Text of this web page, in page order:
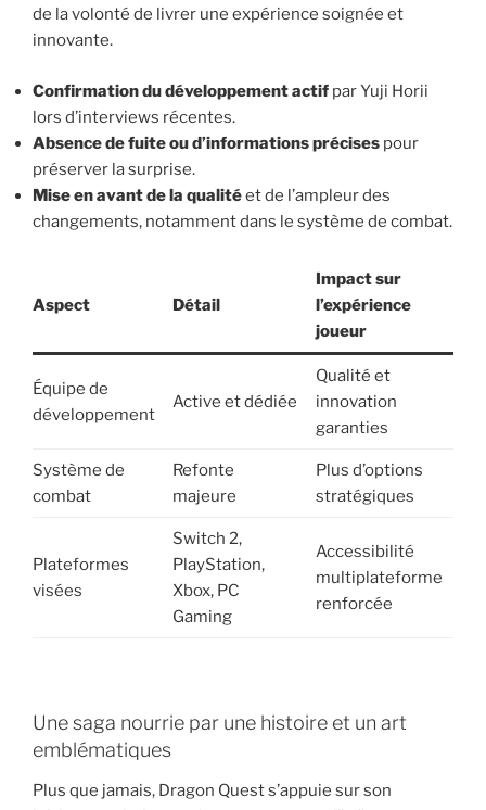
de la volonté de livrer une expérience soignée et
innovante.
Confirmation du développement actif par Yuji Horii
lors d’interviews récentes.
Absence de fuite ou d’informations précises pour
préserver la surprise.
Mise en avant de la qualitéet de l’ampleur des
changements, notamment dans le système de combat.
Aspect Détail
Impact sur
l’expérience
joueur
Équipe de
développement
Active et dédiée
Qualité et
innovation
garanties
Système de
combat
Refonte
majeure
Plus d’options
stratégiques
Plateformes
visées
Switch 2,
PlayStation,
Xbox, PC
Gaming
Accessibilité
multiplateforme
renforcée
Une saga nourrie par une histoire et un art
emblématiques
Plus que jamais, Dragon Quest s’appuie sur son